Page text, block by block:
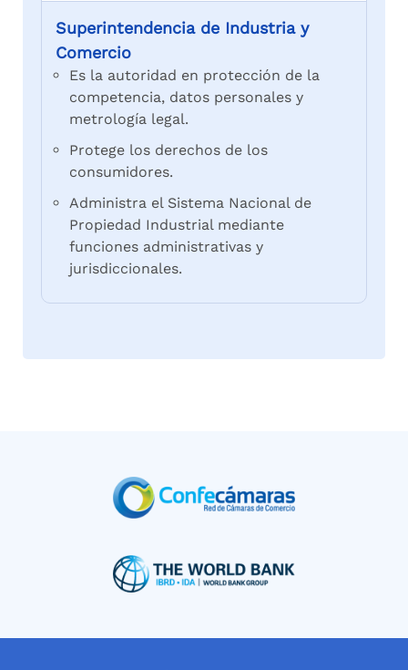
Superintendencia de Industria y
Comercio
Es la autoridad en protección de la
competencia, datos personales y
metrología legal.
Protege los derechos de los
consumidores.
Administra el Sistema Nacional de
Propiedad Industrial mediante
funciones administrativas y
jurisdiccionales.